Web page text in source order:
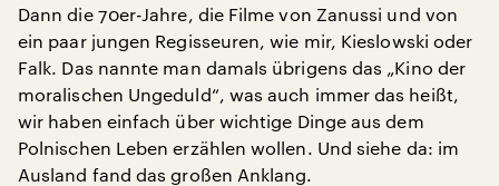
Dann die 70er-Jahre, die Filme von Zanussi und von
ein paar jungen Regisseuren, wie mir, Kieslowski oder
Falk. Das nannte man damals übrigens das „Kino der
moralischen Ungeduld“, was auch immer das heißt,
wir haben einfach über wichtige Dinge aus dem
Polnischen Leben erzählen wollen. Und siehe da: im
Ausland fand das großen Anklang.